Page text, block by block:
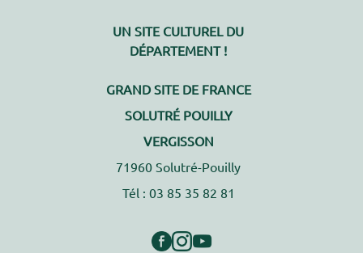
UN SITE CULTUREL DU
DÉPARTEMENT !
GRAND SITE DE FRANCE
SOLUTRÉ POUILLY
VERGISSON
71960 Solutré-Pouilly
Tél : 03 85 35 82 81